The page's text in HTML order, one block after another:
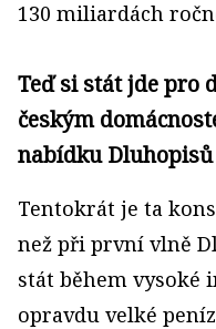
130 miliardách
Teď si stát jde pro
českým
nabídku
Tentokrát je ta
než při první vlně
stát během vysoké
opravdu velké